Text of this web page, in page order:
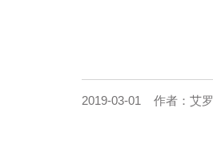
2019-03-01 作者：艾罗